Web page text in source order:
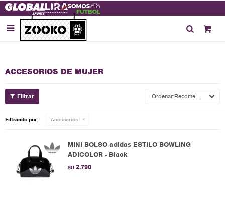

ACCESORIOS DE MUJER
Recomendados
Filtrando por: Accesorios
MINI BOLSO adidas ESTILO BOWLING
ADICOLOR - Black
$U 2.790